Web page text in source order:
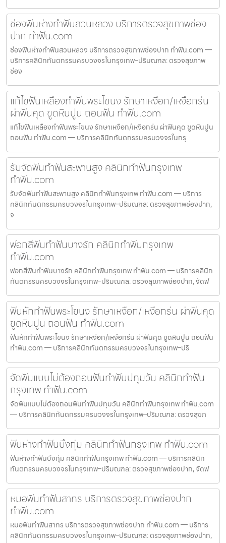
ช่องฟันห่างทำฟันสวนหลวง บริการตรวจสุขภาพช่อง
ปาก ทำฟัน.com
ช่องฟันห่างทำฟันสวนหลวง บริการตรวจสุขภาพช่องปาก ทำฟัน.com —
บริการคลินิกทันตกรรมครบวงจรในกรุงเทพ–ปริมณฑล: ตรวจสุขภาพ
ช่อง
แก้ไขฟันเหลืองทำฟันพระโขนง รักษาเหงือก/เหงือกร่น
ผ่าฟันคุด ขูดหินปูน ถอนฟัน ทำฟัน.com
แก้ไขฟันเหลืองทำฟันพระโขนง รักษาเหงือก/เหงือกร่น ผ่าฟันคุด ขูดหินปูน
ถอนฟัน ทำฟัน.com — บริการคลินิกทันตกรรมครบวงจรในกรุ
รับจัดฟันทำฟันสะพานสูง คลินิกทำฟันกรุงเทพ
ทำฟัน.com
รับจัดฟันทำฟันสะพานสูง คลินิกทำฟันกรุงเทพ ทำฟัน.com — บริการ
คลินิกทันตกรรมครบวงจรในกรุงเทพ–ปริมณฑล: ตรวจสุขภาพช่องปาก,
จ
ฟอกสีฟันทำฟันบางรัก คลินิกทำฟันกรุงเทพ
ทำฟัน.com
ฟอกสีฟันทำฟันบางรัก คลินิกทำฟันกรุงเทพ ทำฟัน.com — บริการคลินิก
ทันตกรรมครบวงจรในกรุงเทพ–ปริมณฑล: ตรวจสุขภาพช่องปาก, จัดฟ
ฟันหักทำฟันพระโขนง รักษาเหงือก/เหงือกร่น ผ่าฟันคุด
ขูดหินปูน ถอนฟัน ทำฟัน.com
ฟันหักทำฟันพระโขนง รักษาเหงือก/เหงือกร่น ผ่าฟันคุด ขูดหินปูน ถอนฟัน
ทำฟัน.com — บริการคลินิกทันตกรรมครบวงจรในกรุงเทพ–ปริ
จัดฟันแบบไม่ต้องถอนฟันทำฟันปทุมวัน คลินิกทำฟัน
กรุงเทพ ทำฟัน.com
จัดฟันแบบไม่ต้องถอนฟันทำฟันปทุมวัน คลินิกทำฟันกรุงเทพ ทำฟัน.com
— บริการคลินิกทันตกรรมครบวงจรในกรุงเทพ–ปริมณฑล: ตรวจสุขภ
ฟันห่างทำฟันบึงกุ่ม คลินิกทำฟันกรุงเทพ ทำฟัน.com
ฟันห่างทำฟันบึงกุ่ม คลินิกทำฟันกรุงเทพ ทำฟัน.com — บริการคลินิก
ทันตกรรมครบวงจรในกรุงเทพ–ปริมณฑล: ตรวจสุขภาพช่องปาก, จัดฟ
หมอฟันทำฟันสาทร บริการตรวจสุขภาพช่องปาก
ทำฟัน.com
หมอฟันทำฟันสาทร บริการตรวจสุขภาพช่องปาก ทำฟัน.com — บริการ
คลินิกทันตกรรมครบวงจรในกรุงเทพ–ปริมณฑล: ตรวจสุขภาพช่องปาก,